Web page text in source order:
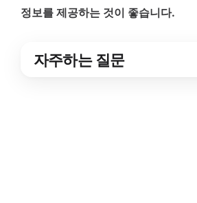
정보를 제공하는 것이 좋습니다.
자주하는 질문